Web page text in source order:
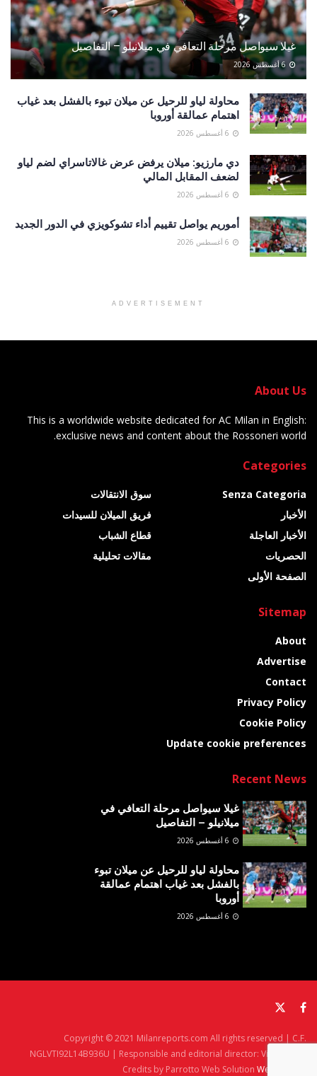
غيلا سيواصل مرحلة التعافي في ميلانيلو – التفاصيل
محاولة لياو للرحيل عن ميلان تبوء بالفشل بعد غياب
اهتمام عمالقة أوروبا
دي مارزيو: ميلان يرفض عرض غالاتاسراي لضم لياو
لضعف المقابل المالي
أموريم يواصل تقييم أداء تشوكويزي في الدور الجديد
ADVERTISEMENT
About Us
This is a worldwide website dedicated for AC Milan in English:
exclusive news and content about the Rossoneri world.
Categories
Senza Categoria
الأخبار
الأخبار العاجلة
الحصريات
الصفحة الأولى
سوق الانتقالات
فريق الميلان للسيدات
قطاع الشباب
مقالات تحليلية
Sitemap
About
Advertise
Contact
Privacy Policy
Cookie Policy
Update cookie preferences
Recent News
غيلا سيواصل مرحلة التعافي في
ميلانيلو – التفاصيل
محاولة لياو للرحيل عن ميلان تبوء
بالفشل بعد غياب اهتمام عمالقة
أوروبا
Copyright © 2021 Milanreports.com All rights reserved | C.F.
NGLVTI92L14B936U | Responsible and editorial director: Vito Angelè
Credits by Parrotto Web Solution Web Agency